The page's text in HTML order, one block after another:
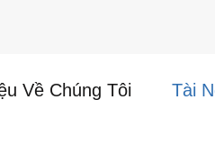
Về Chúng Tôi Tài